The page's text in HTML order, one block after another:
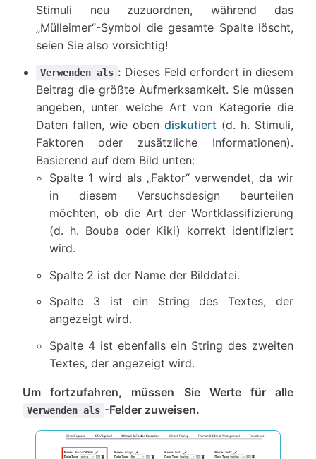
Stimuli neu zuzuordnen, während das
„Mülleimer“-Symbol die gesamte Spalte löscht,
seien Sie also vorsichtig!
Verwenden als : Dieses Feld erfordert in diesem
Beitrag die größte Aufmerksamkeit. Sie müssen
angeben, unter welche Art von Kategorie die
Daten fallen, wie obendiskutiert (d. h. Stimuli,
Faktoren oder zusätzliche Informationen).
Basierend auf dem Bild unten:
Spalte 1 wird als „Faktor“ verwendet, da wir
in diesem Versuchsdesign beurteilen
möchten, ob die Art der Wortklassifizierung
(d. h. Bouba oder Kiki) korrekt identifiziert
wird.
Spalte 2 ist der Name der Bilddatei.
Spalte 3 ist ein String des Textes, der
angezeigt wird.
Spalte 4 ist ebenfalls ein String des zweiten
Textes, der angezeigt wird.
Um fortzufahren, müssen Sie Werte für alle
Verwenden als -Felder zuweisen.